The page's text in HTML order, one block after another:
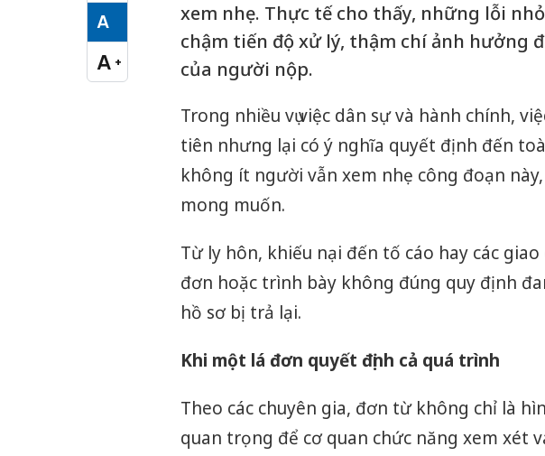
A
Cỡ chữ vừa
A +
Cỡ chữ lớn
xem nhẹ. Thực tế cho thấy, những lỗi
chậm tiến độ xử lý, thậm chí ảnh hưởng
của người nộp.
Trong nhiều vụ việc dân sự và hành chính,
tiên nhưng lại có ý nghĩa quyết định đến
không ít người vẫn xem nhẹ công đoạn
mong muốn.
Từ ly hôn, khiếu nại đến tố cáo hay các giao
đơn hoặc trình bày không đúng quy định
hồ sơ bị trả lại.
Khi một lá đơn quyết định cả quá trình
Theo các chuyên gia, đơn từ không chỉ là
quan trọng để cơ quan chức năng xem xét